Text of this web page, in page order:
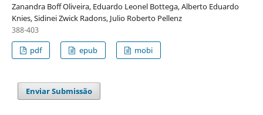
Zanandra Boff Oliveira, Eduardo Leonel Bottega, Alberto Eduardo
Knies, Sidinei Zwick Radons, Julio Roberto Pellenz
388-403
pdf
epub mobi
Enviar Submissão